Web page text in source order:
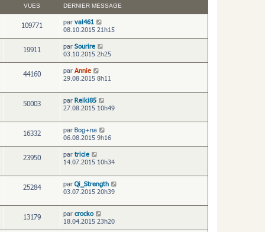
VUES DERNIER MESSAGE
109771 par val461
08.10.2015 21h15
19911 par Sourire
03.10.2015 2h25
44160 par Annie
29.08.2015 8h11
50003 par Reiki85
27.08.2015 10h49
16332 par Bog+na
06.08.2015 9h16
23950 par tricie
14.07.2015 10h34
25284 parQi_Strength
03.07.2015 20h39
13179 par crocko
18.04.2015 23h20